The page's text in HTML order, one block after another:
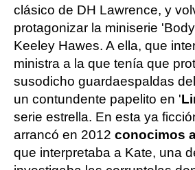
clásico de DH Lawrence, y
protagonizar la miniserie
Keeley Hawes. A ella, que
ministra a la que tenía que
susodicho guardaespaldas
un contundente papelito en '
serie estrella. En esta ya
arrancó en 2012 conocimos
que interpretaba a Kate, una